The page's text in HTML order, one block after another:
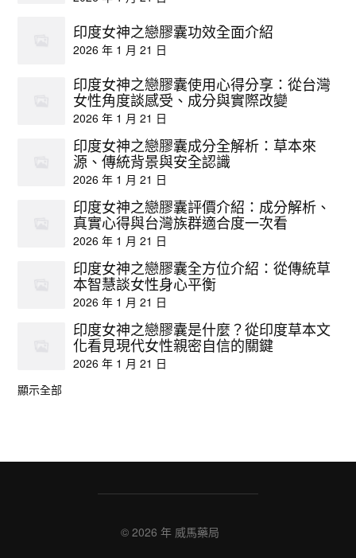
印度女神之戀膠囊功效全面介紹
2026 年 1 月 21 日
印度女神之戀膠囊使用心得分享：從台灣
女性角度談感受、成分與實際改變
2026 年 1 月 21 日
印度女神之戀膠囊成分全解析：草本來
源、傳統背景與安全認識
2026 年 1 月 21 日
印度女神之戀膠囊評價介紹：成分解析、
真實心得與台灣族群適合度一次看
2026 年 1 月 21 日
印度女神之戀膠囊全方位介紹：從傳統草
本智慧談女性身心平衡
2026 年 1 月 21 日
印度女神之戀膠囊是什麼？從印度草本文
化看見現代女性親密自信的關鍵
2026 年 1 月 21 日
顯示全部
© 2026 年 威馬藥局